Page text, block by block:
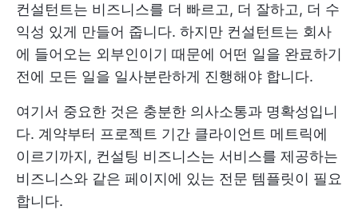
컨설턴트는 비즈니스를 더 빠르고, 더 잘하고, 더 수
익성 있게 만들어 줍니다. 하지만 컨설턴트는 회사
에 들어오는 외부인이기 때문에 어떤 일을 완료하기
전에 모든 일을 일사분란하게 진행해야 합니다.
여기서 중요한 것은 충분한 의사소통과 명확성입니
다. 계약부터 프로젝트 기간 클라이언트 메트릭에
이르기까지, 컨설팅 비즈니스는 서비스를 제공하는
비즈니스와 같은 페이지에 있는 전문 템플릿이 필요
합니다.